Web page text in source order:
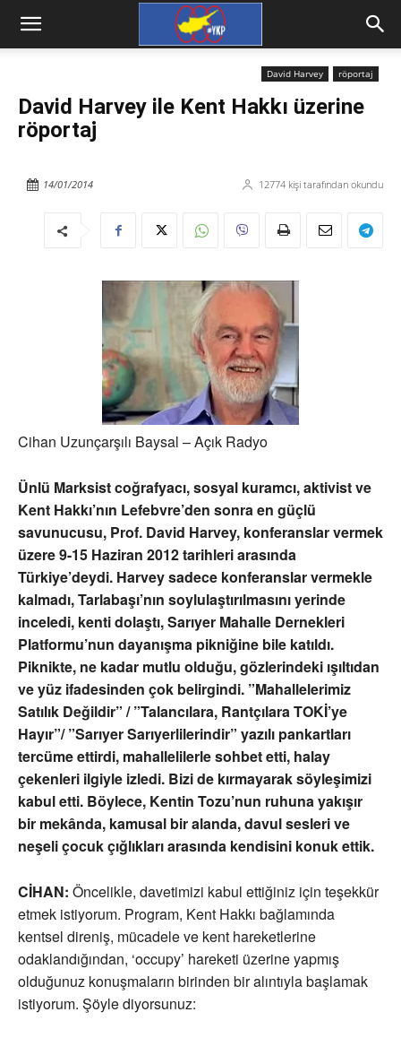
David Harvey röportaj
David Harvey ile Kent Hakkı üzerine
röportaj
12774 kişi tarafından okundu
14/01/2014
Cihan Uzunçarşılı Baysal – Açık Radyo
Ünlü Marksist coğrafyacı, sosyal kuramcı, aktivist ve
Kent Hakkı’nın Lefebvre’den sonra en güçlü
savunucusu, Prof. David Harvey, konferanslar vermek
üzere 9-15 Haziran 2012 tarihleri arasında
Türkiye’deydi. Harvey sadece konferanslar vermekle
kalmadı, Tarlabaşı’nın soylulaştırılmasını yerinde
inceledi, kenti dolaştı, Sarıyer Mahalle Dernekleri
Platformu’nun dayanışma pikniğine bile katıldı.
Piknikte, ne kadar mutlu olduğu, gözlerindeki ışıltıdan
ve yüz ifadesinden çok belirgindi. ”Mahallelerimiz
Satılık Değildir” / ”Talancılara, Rantçılara TOKİ’ye
Hayır”/ ”Sarıyer Sarıyerlilerindir” yazılı pankartları
tercüme ettirdi, mahallelilerle sohbet etti, halay
çekenleri ilgiyle izledi. Bizi de kırmayarak söyleşimizi
kabul etti. Böylece, Kentin Tozu’nun ruhuna yakışır
bir mekânda, kamusal bir alanda, davul sesleri ve
neşeli çocuk çığlıkları arasında kendisini konuk ettik.
CİHAN: Öncelikle, davetimizi kabul ettiğiniz için teşekkür
etmek istiyorum. Program, Kent Hakkı bağlamında
kentsel direniş, mücadele ve kent hareketlerine
odaklandığından, ‘occupy’ hareketi üzerine yapmış
olduğunuz konuşmaların birinden bir alıntıyla başlamak
istiyorum. Şöyle diyorsunuz: